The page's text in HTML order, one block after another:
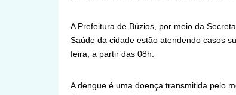
A Prefeitura de Búzios, por meio da
Saúde da cidade estão atendendo casos
feira, a partir das 08h.
A dengue é uma doença transmitida pelo